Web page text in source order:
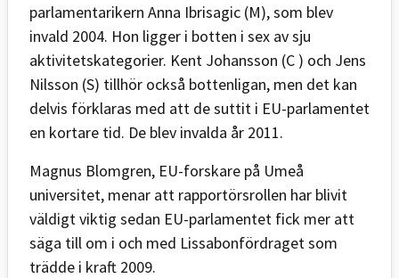
parlamentarikern Anna Ibrisagic (M), som blev
invald 2004. Hon ligger i botten i sex av sju
aktivitetskategorier. Kent Johansson (C ) och Jens
Nilsson (S) tillhör också bottenligan, men det kan
delvis förklaras med att de suttit i EU-parlamentet
en kortare tid. De blev invalda år 2011.
Magnus Blomgren, EU-forskare på Umeå
universitet, menar att rapportörsrollen har blivit
väldigt viktig sedan EU-parlamentet fick mer att
säga till om i och med Lissabonfördraget som
trädde i kraft 2009.